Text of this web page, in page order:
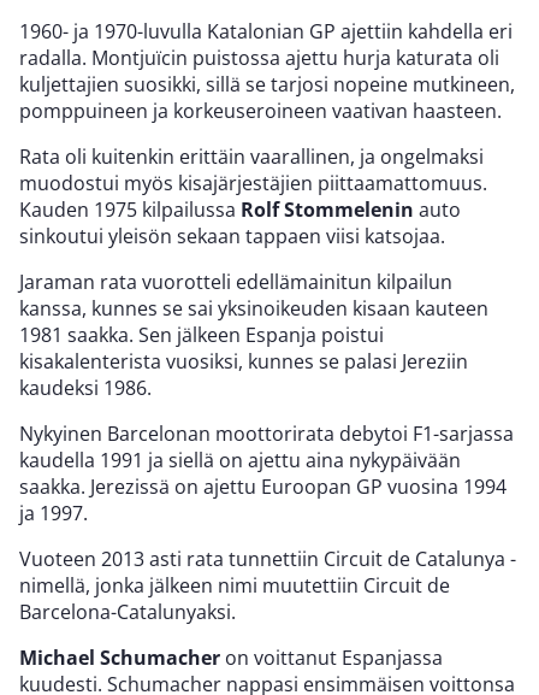
1960- ja 1970-luvulla Katalonian GP ajettiin kahdella eri
radalla. Montjuïcin puistossa ajettu hurja katurata oli
kuljettajien suosikki, sillä se tarjosi nopeine mutkineen,
pomppuineen ja korkeuseroineen vaativan haasteen.
Rata oli kuitenkin erittäin vaarallinen, ja ongelmaksi
muodostui myös kisajärjestäjien piittaamattomuus.
Kauden 1975 kilpailussa Rolf Stommelenin auto
sinkoutui yleisön sekaan tappaen viisi katsojaa.
Jaraman rata vuorotteli edellämainitun kilpailun
kanssa, kunnes se sai yksinoikeuden kisaan kauteen
1981 saakka. Sen jälkeen Espanja poistui
kisakalenterista vuosiksi, kunnes se palasi Jereziin
kaudeksi 1986.
Nykyinen Barcelonan moottorirata debytoi F1-sarjassa
kaudella 1991 ja siellä on ajettu aina nykypäivään
saakka. Jerezissä on ajettu Euroopan GP vuosina 1994
ja 1997.
Vuoteen 2013 asti rata tunnettiin Circuit de Catalunya -
nimellä, jonka jälkeen nimi muutettiin Circuit de
Barcelona-Catalunyaksi.
Michael Schumacher on voittanut Espanjassa
kuudesti. Schumacher nappasi ensimmäisen voittonsa